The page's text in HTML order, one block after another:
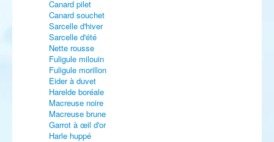
Canard pilet
Canard souchet
Sarcelle d'hiver
Sarcelle d'été
Nette rousse
Fuligule milouin
Fuligule morillon
Eider à duvet
Harelde boréale
Macreuse noire
Macreuse brune
Garrot à œil d'or
Harle huppé